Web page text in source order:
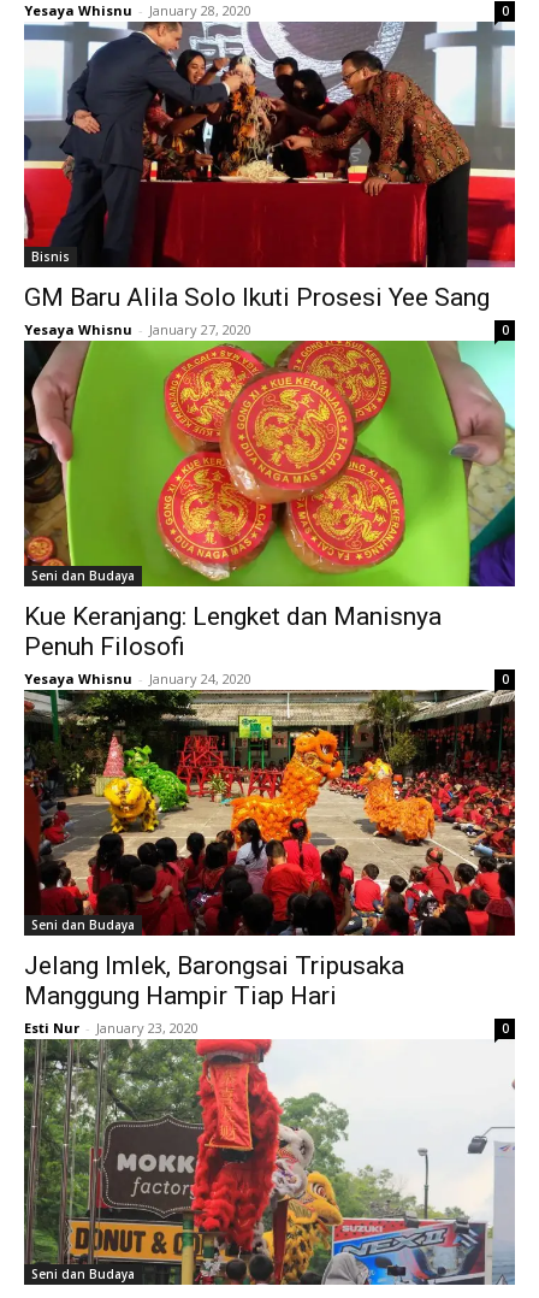
Yesaya Whisnu - January 28, 2020 0
Bisnis
GM Baru Alila Solo Ikuti Prosesi Yee Sang
Yesaya Whisnu - January 27, 2020 0
Seni dan Budaya
Kue Keranjang: Lengket dan Manisnya
Penuh Filosofi
Yesaya Whisnu - January 24, 2020 0
Seni dan Budaya
Jelang Imlek, Barongsai Tripusaka
Manggung Hampir Tiap Hari
Esti Nur - January 23, 2020 0
Seni dan Budaya